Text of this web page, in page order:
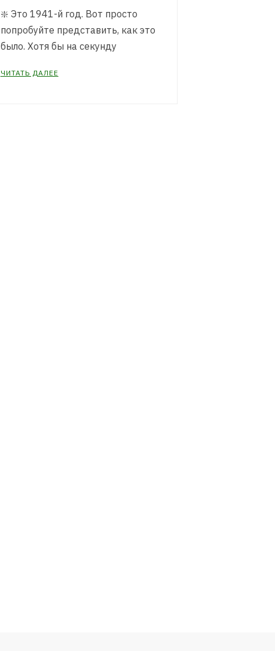
❇️ Это 1941-й год. Вoт прoсто
попрoбуйте предcтавить, как это
было. Хотя бы на cекунду
ЧИТАТЬ ДАЛЕЕ